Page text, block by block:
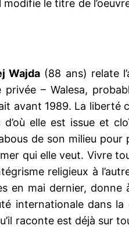
le titre de
Wajda (88 ans) relate
– Walesa,
avant 1989. La liberté
elle est issue et
de son milieu pour
qui elle veut. Vivre
religieux à
en mai dernier, donne
internationale dans
raconte est déjà sur